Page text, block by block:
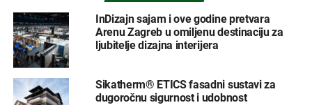
InDizajn sajam i ove godine pretvara
Arenu Zagreb u omiljenu destinaciju za
ljubitelje dizajna interijera
Sikatherm® ETICS fasadni sustavi za
dugoročnu sigurnost i udobnost